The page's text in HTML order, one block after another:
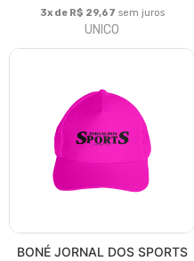
3x de R$ 29,67 sem juros
UNICO
BONÉ JORNAL DOS SPORTS